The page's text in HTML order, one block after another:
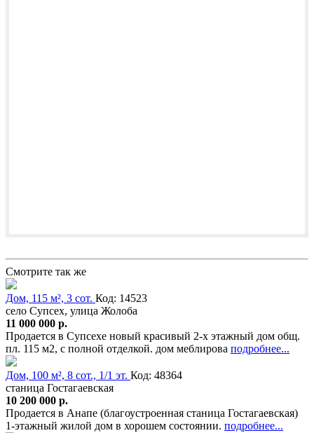
Смотрите так же
Дом, 115 м², 3 сот. Код: 14523
село Супсех, улица Жолоба
11 000 000 р.
Продается в Супсехе новый красивый 2-х этажный дом общ.
пл. 115 м2, с полной отделкой. дом меблирова подробнее...
Дом, 100 м², 8 сот., 1/1 эт. Код: 48364
станица Гостагаевская
10 200 000 р.
Продается в Анапе (благоустроенная станица Гостагаевская)
1-этажный жилой дом в хорошем состоянии. подробнее...